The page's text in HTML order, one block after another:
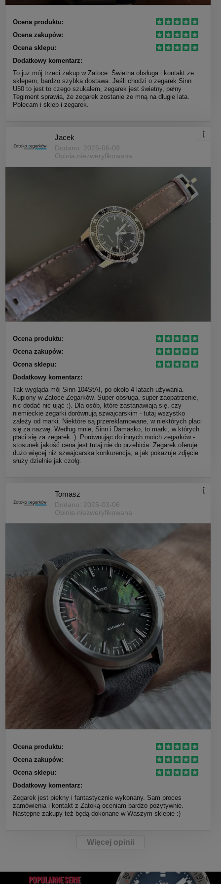
Ocena produktu:
Ocena zakupów:
Ocena sklepu:
Dodatkowy komentarz:
To już mój trzeci zakup w Zatoce. Świetna obsługa i kontakt ze
sklepem, bardzo szybka dostawa. Jeśli chodzi o zegarek Sinn
U50 to jest to czego szukałem, zegarek jest świetny, pełny
Tegiment sprawia, że zegarek zostanie ze mną na długie lata.
Polecam i sklep i zegarek.
Jacek
Dodano: 2025-06-09
Opinia niezweryfikowana
Ocena produktu:
Ocena zakupów:
Ocena sklepu:
Dodatkowy komentarz:
Tak wygląda mój Sinn 104StAI, po około 4 latach używania.
Kupiony w Zatoce Zegarków. Super obsługa, super zaopatrzenie,
nic dodać nic ująć :). Dla osób, które zastanawiają się, czy
niemieckie zegarki dorównują szwajcarskim - tutaj wszystko
zależy od marki. Niektóre są przereklamowane, w niektórych płaci
się za nazwę. Według mnie, Sinn i Damasko, to marki, w których
płaci się za zegarek :). Porównując do innych moich zegarków -
stosunek jakość cena jest tutaj nie do przebicia. Zegarek oferuje
dużo więcej niż szwajcarska konkurencja, a jak pokazuje zdjęcie
służy dzielnie jak czołg.
Tomasz
Dodano: 2025-03-06
Opinia niezweryfikowana
Ocena produktu:
Ocena zakupów:
Ocena sklepu:
Dodatkowy komentarz:
Zegarek jest piękny i fantastycznie wykonany. Sam proces
zamówienia i kontakt z Zatoką oceniam bardzo pozytywnie.
Następne zakupy też będą dokonane w Waszym sklepie :)
Więcej opinii